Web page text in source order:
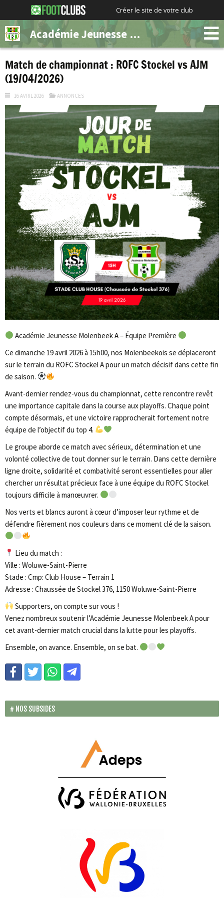
Créer le site de votre club
Académie Jeunesse Molenbeek
Match de championnat : ROFC Stockel vs AJM
(19/04/2026)
16 AVRIL 2026 ANNONCES
Académie Jeunesse Molenbeek A – Équipe Première
Ce dimanche 19 avril 2026 à 15h00, nos Molenbeekois se déplaceront
sur le terrain du ROFC Stockel A pour un match décisif dans cette fin
de saison.
Avant-dernier rendez-vous du championnat, cette rencontre revêt
une importance capitale dans la course aux playoffs. Chaque point
compte désormais, et une victoire rapprocherait fortement notre
équipe de l’objectif du top 4.
Le groupe aborde ce match avec sérieux, détermination et une
volonté collective de tout donner sur le terrain. Dans cette dernière
ligne droite, solidarité et combativité seront essentielles pour aller
chercher un résultat précieux face à une équipe du ROFC Stockel
toujours difficile à manœuvrer.
Nos verts et blancs auront à cœur d’imposer leur rythme et de
défendre fièrement nos couleurs dans ce moment clé de la saison.
Lieu du match :
Ville : Woluwe-Saint-Pierre
Stade : Cmp: Club House – Terrain 1
Adresse : Chaussée de Stockel 376, 1150 Woluwe-Saint-Pierre
Supporters, on compte sur vous !
Venez nombreux soutenir l’Académie Jeunesse Molenbeek A pour
cet avant-dernier match crucial dans la lutte pour les playoffs.
Ensemble, on avance. Ensemble, on se bat.
NOS SUBSIDES